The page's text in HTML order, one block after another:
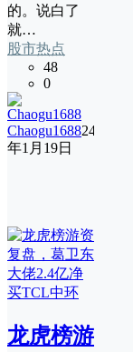
的。说白了
就…
股市热点
48
0
Chaogu168824
年1月19日
龙虎榜游